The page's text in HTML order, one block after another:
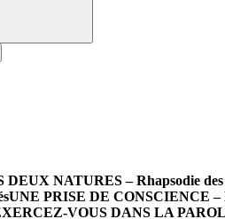
DEUX NATURES – Rhapsodie des
UNE PRISE DE CONSCIENCE –
VOUS DANS LA